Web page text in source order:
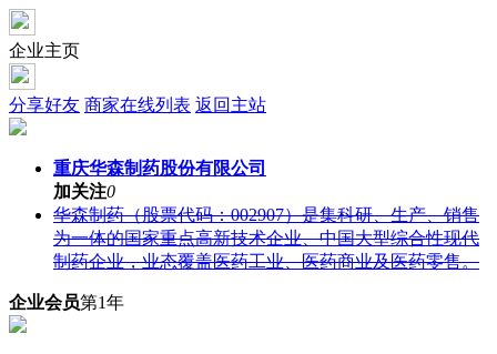
企业主页
分享好友 商家在线列表 返回主站
重庆华森制药股份有限公司
加关注0
华森制药（股票代码：002907）是集科研、⽣产、销售
为⼀体的国家重点⾼新技术企业、中国⼤型综合性现代
制药企业，业态覆盖医药工业、医药商业及医药零售。
企业会员第1年